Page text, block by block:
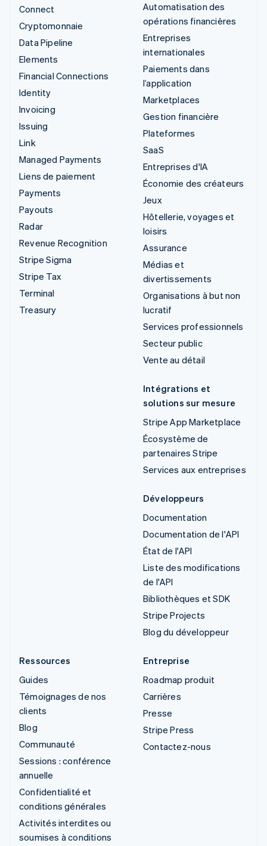
Connect
Cryptomonnaie
Data Pipeline
Elements
Financial Connections
Identity
Invoicing
Issuing
Link
Managed Payments
Liens de paiement
Payments
Payouts
Radar
Revenue Recognition
Stripe Sigma
Stripe Tax
Terminal
Treasury
Automatisation des
opérations financières
Entreprises
internationales
Paiements dans
l’application
Marketplaces
Gestion financière
Plateformes
SaaS
Entreprises d'IA
Économie des créateurs
Jeux
Hôtellerie, voyages et
loisirs
Assurance
Médias et
divertissements
Organisations à but non
lucratif
Services professionnels
Secteur public
Vente au détail
Intégrations et
solutions sur mesure
Stripe App Marketplace
Écosystème de
partenaires Stripe
Services aux entreprises
Développeurs
Documentation
Documentation de l'API
État de l'API
Liste des modifications
de l'API
Bibliothèques et SDK
Stripe Projects
Blog du développeur
Ressources
Guides
Témoignages de nos
clients
Blog
Communauté
Sessions : conférence
annuelle
Confidentialité et
conditions générales
Activités interdites ou
soumises à conditions
Entreprise
Roadmap produit
Carrières
Presse
Stripe Press
Contactez-nous